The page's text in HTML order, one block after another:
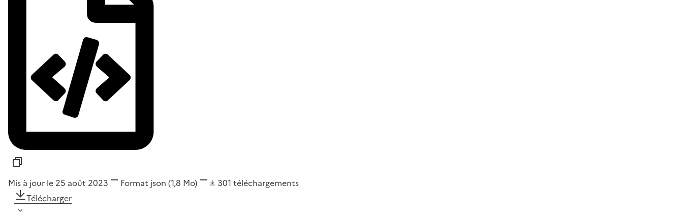
Mis à jour le 25 août 2023 Format json (1,8 Mo) 301 téléchargements
Télécharger